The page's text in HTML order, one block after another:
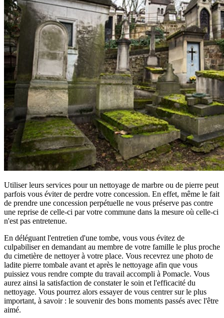
Utiliser leurs services pour un nettoyage de marbre ou de pierre peut
parfois vous éviter de perdre votre concession. En effet, même le fait
de prendre une concession perpétuelle ne vous préserve pas contre
une reprise de celle-ci par votre commune dans la mesure où celle-ci
n'est pas entretenue.
En déléguant l'entretien d'une tombe, vous vous évitez de
culpabiliser en demandant au membre de votre famille le plus proche
du cimetière de nettoyer à votre place. Vous recevrez une photo de
ladite pierre tombale avant et après le nettoyage afin que vous
puissiez vous rendre compte du travail accompli à Pomacle. Vous
aurez ainsi la satisfaction de constater le soin et l'efficacité du
nettoyage. Vous pourrez alors essayer de vous centrer sur le plus
important, à savoir : le souvenir des bons moments passés avec l'être
aimé.